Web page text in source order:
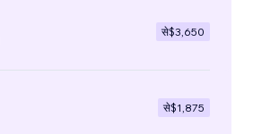
से$3,650
से$1,875